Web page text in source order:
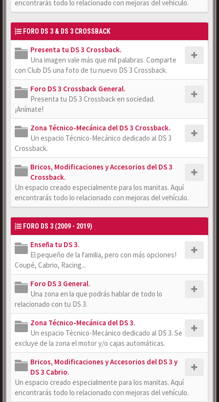
encontrarás todo lo relacionado con mejoras del vehículo.
FORO DS 3 & DS 3 CROSSBACK
Presenta tu DS 3 Crossback.
Una imagen vale más que mil palabras. Comparte
con Club DS una foto de tu nuevo DS 3 Crossback.
Foro DS 3 Crossback General.
Presenta tu DS 3 Crossback en sociedad.
¡Anímate!
Zona Técnico-Mecánica del DS 3 Crossback.
Un espacio Técnico-Mecánico dedicado al DS 3
Crossback.
Bricos, Modificaciones y Accesorios del DS 3
Crossback.
Un espacio creado especialmente para los manitas. Aquí
encontrarás todo lo relacionado con mejoras del vehículo.
FORO DS 3 (2009 - 2019)
Enseña tu DS 3.
El pequeño de la familia, pero con más opciones!
Coupé, Cabrio, Racing...
Foro DS 3 General.
Una zona en la que podrás hablar de todo lo
relacionado con tu DS 3.
Zona Técnico-Mecánica del DS 3.
Un espacio Técnico-Mecánico dedicado al DS 3. Se
excluye de la zona el motor y/o cajas automáticas.
Bricos, Modificaciones y Accesorios del DS 3 y
DS 3 Cabrio.
Un espacio creado especialmente para los manitas. Aquí
encontrarás todo lo relacionado con mejoras del vehículo.